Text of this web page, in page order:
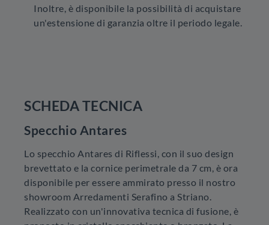
Inoltre, è disponibile la possibilità di acquistare
un'estensione di garanzia oltre il periodo legale.
SCHEDA TECNICA
Specchio Antares
Lo specchio Antares di Riflessi, con il suo design
brevettato e la cornice perimetrale da 7 cm, è ora
disponibile per essere ammirato presso il nostro
showroom Arredamenti Serafino a Striano.
Realizzato con un'innovativa tecnica di fusione, è